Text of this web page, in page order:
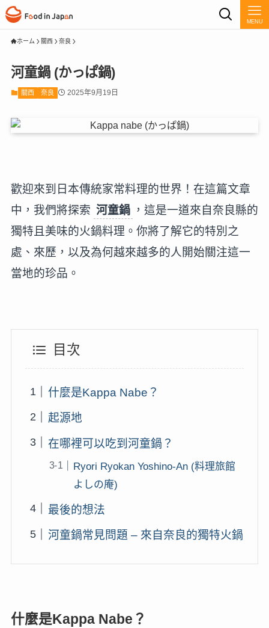
MENU
ホーム 關西 奈良
河童鍋 (かっぱ鍋)
關西 奈良 2025年9月19日
歡迎來到日本傳統家常料理的世界！在這篇文章
中，我們將探索 河童鍋 ，這是一道來自奈良縣的
獨特且美味的火鍋料理。你將了解它的特別之
處、來歷，以及為何越來越多的人開始關注這一
當地的珍品。
目次
什麼是Kappa Nabe？
起源地
在哪裡可以吃到河童鍋？
Ryori Ryokan Yoshino-An (料理旅館
よしの庵)
最後的想法
河童鍋常見問題 – 來自奈良的獨特火鍋
什麼是Kappa Nabe？